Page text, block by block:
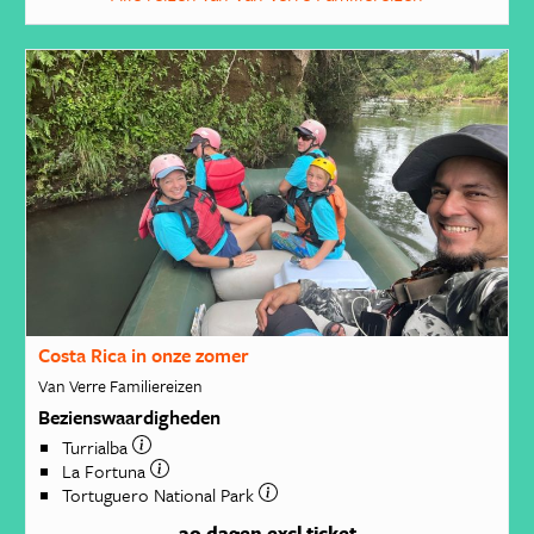
Costa Rica in onze zomer
Van Verre Familiereizen
Bezienswaardigheden
Turrialba
La Fortuna
Tortuguero National Park